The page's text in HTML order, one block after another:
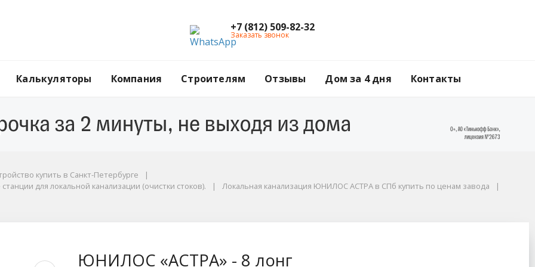
+7 (812) 509-82-32
Заказать звонок
Калькуляторы Компания Строителям Отзывы Дом за 4 дня Контакты
для локальной канализации (очистки стоков).
купить в Санкт-Петербурге
для локальной канализации (очистки стоков).
Локальная канализация ЮНИЛОС АСТРА в СПб купить по ценам завода
ЮНИЛОС «АСТРА» - 8 лонг